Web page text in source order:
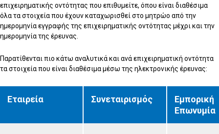
επιχειρηματικής οντότητας που επιθυμείτε, όπου είναι διαθέσιμα
όλα τα στοιχεία που έχουν καταχωρισθεί στο μητρώο από την
ημερομηνία εγγραφής της επιχειρηματικής οντότητας μέχρι και την
ημερομηνία της έρευνας.
Παρατίθενται πιο κάτω αναλυτικά και ανά επιχειρηματική οντότητα
τα στοιχεία που είναι διαθέσιμα μέσω της ηλεκτρονικής έρευνας:
Εταιρεία Συνεταιρισμός
Εμπορική
Επωνυμία